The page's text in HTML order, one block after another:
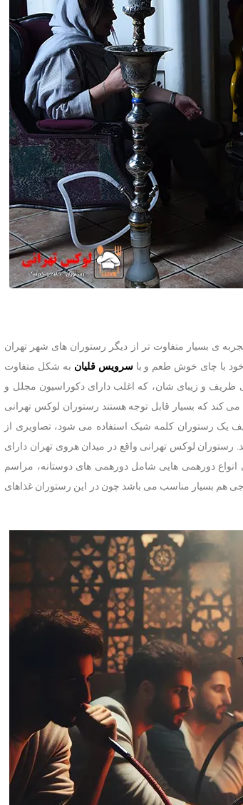
ی بسیار متفاوت تر از دیگر رستوران های شهر تهران
خود با چای خوش طعم و باسرویس قلیان به شکل متفاوت
ظریف و زیبای ‌شان، که اغلب دارای دکوراسیون مجلل و
کند که بسیار قابل توجه هستند رستوران لوکس تهرانی
یک رستوران کلمه شیک استفاده می شود، تصاویری از
رستوران لوکس تهرانی واقع در میدان هروی تهران دارای
دورهمی هایی شامل دورهمی های دوستانه، مراسم
هم بسیار مناسب می باشد چون در این رستوران غذاهای